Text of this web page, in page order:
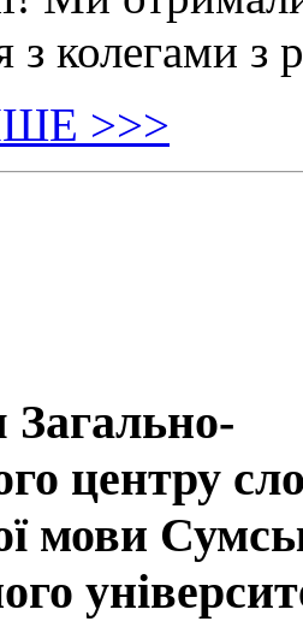
з колегами з
>>>
Загально-
центру
мови